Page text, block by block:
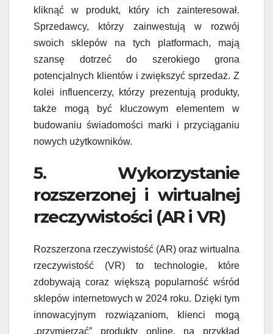
kliknąć w produkt, który ich zainteresował.
Sprzedawcy, którzy zainwestują w rozwój
swoich sklepów na tych platformach, mają
szansę dotrzeć do szerokiego grona
potencjalnych klientów i zwiększyć sprzedaż. Z
kolei influencerzy, którzy prezentują produkty,
także mogą być kluczowym elementem w
budowaniu świadomości marki i przyciąganiu
nowych użytkowników.
5. Wykorzystanie
rozszerzonej i wirtualnej
rzeczywistości (AR i VR)
Rozszerzona rzeczywistość (AR) oraz wirtualna
rzeczywistość (VR) to technologie, które
zdobywają coraz większą popularność wśród
sklepów internetowych w 2024 roku. Dzięki tym
innowacyjnym rozwiązaniom, klienci mogą
„przymierzać” produkty online, na przykład